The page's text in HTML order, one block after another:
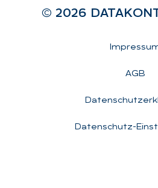
© 2026
AGB
Datenschutz-